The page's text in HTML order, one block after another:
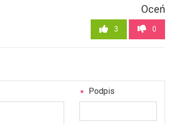
Oceń
3 0
Podpis